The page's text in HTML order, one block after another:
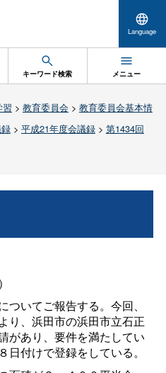
Language
キーワード検索 メニュー
習 > 教育委員会 > 教育委員会基本情
> 平成21年度会議録> 第1434回
いてご報告する。今回、
り、浜田市の浜田市立石正
があり、要件を満たしてい
付けで登録をしている。